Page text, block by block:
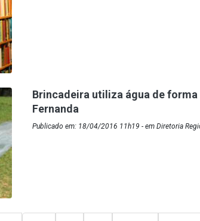
Brincadeira utiliza água de forma
Fernanda
Publicado em: 18/04/2016 11h19 - em Diretoria